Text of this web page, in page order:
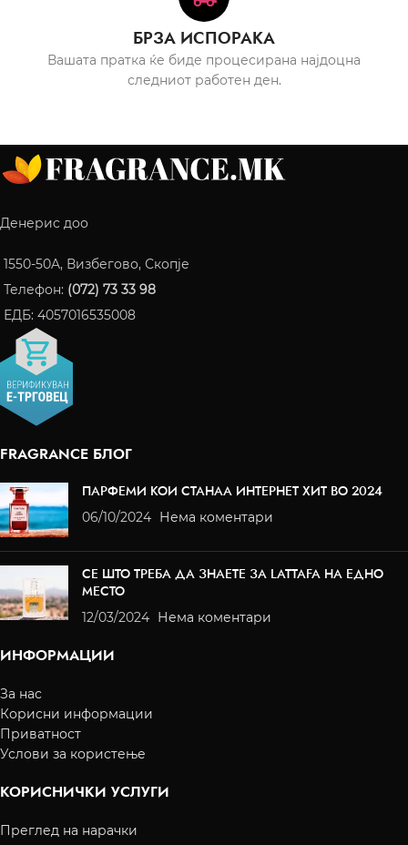
БРЗА ИСПОРАКА
Вашата пратка ќе биде процесирана најдоцна
следниот работен ден.
Денерис доо
1550-50A, Визбегово, Скопје
Телефон: (072) 73 33 98
ЕДБ: 4057016535008
FRAGRANCE БЛОГ
ПАРФЕМИ КОИ СТАНАА ИНТЕРНЕТ ХИТ ВО 2024
06/10/2024 Нема коментари
СЕ ШТО ТРЕБА ДА ЗНАЕТЕ ЗА LATTAFA НА ЕДНО
МЕСТО
12/03/2024 Нема коментари
ИНФОРМАЦИИ
За нас
Корисни информации
Приватност
Услови за користење
КОРИСНИЧКИ УСЛУГИ
Преглед на нарачки